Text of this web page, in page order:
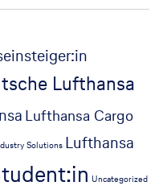
Lufthansa
Lufthansa Cargo
Solutions Lufthansa
Uncategorized